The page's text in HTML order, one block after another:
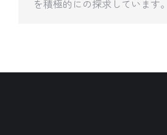
を積極的にの探求しています。